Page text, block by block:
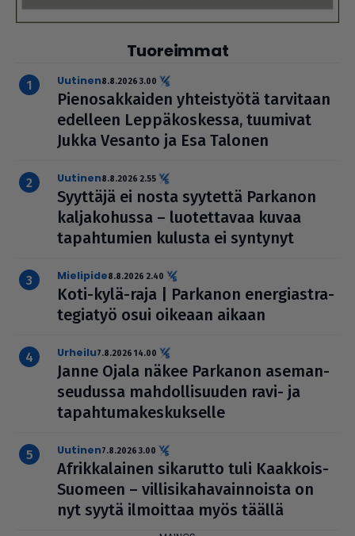
Tuoreimmat
uutinen8.8.2026 3.00
Pie­no­sak­kai­den yhteis­työtä tarvitaan
edelleen Lep­pä­kos­kessa, tuumivat
Jukka Vesanto ja Esa Talonen
uutinen8.8.2026 2.55
Syyttäjä ei nosta syytettä Parkanon
kal­ja­ko­hussa – luo­tet­ta­vaa kuvaa
tapah­tu­mien kulusta ei syntynyt
mielipide8.8.2026 2.40
Koti-kylä-raja | Parkanon ener­gi­ast­ra­
te­gi­a­työ osui oikeaan aikaan
urheilu7.8.2026 14.00
Janne Ojala näkee Parkanon ase­man­
seu­dussa mah­dol­li­suu­den ravi- ja
tapah­tu­ma­kes­kuk­selle
uutinen7.8.2026 3.00
Afrik­ka­lai­nen sikarutto tuli Kaakkois-
Suomeen – vil­li­si­ka­ha­vain­noista on
nyt syytä ilmoittaa myös täällä